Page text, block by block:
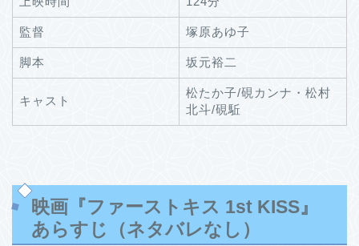
監督 塚原あゆ子
脚本 坂元裕二
キャスト
松たか子/硯カンナ・松村
北斗/硯駈
映画『ファーストキス 1st KISS』
あらすじ（ネタバレなし）